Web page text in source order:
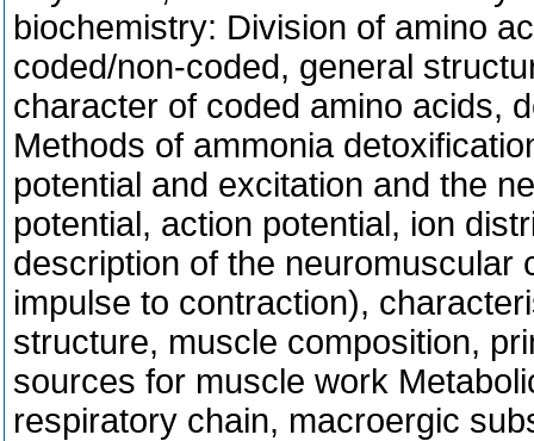
biochemistry: Division of amino
coded/non-coded, general
character of coded amino acids,
Methods of ammonia
potential and excitation and the
potential, action potential, ion
description of the neuromuscular
impulse to contraction),
structure, muscle composition,
sources for muscle work
respiratory chain, macroergic